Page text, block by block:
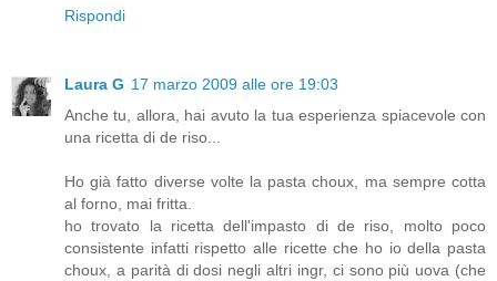
Rispondi
Laura G 17 marzo 2009 alle ore 19:03
Anche tu, allora, hai avuto la tua esperienza spiacevole con
una ricetta di de riso...
Ho già fatto diverse volte la pasta choux, ma sempre cotta
al forno, mai fritta.
ho trovato la ricetta dell'impasto di de riso, molto poco
consistente infatti rispetto alle ricette che ho io della pasta
choux, a parità di dosi negli altri ingr, ci sono più uova (che